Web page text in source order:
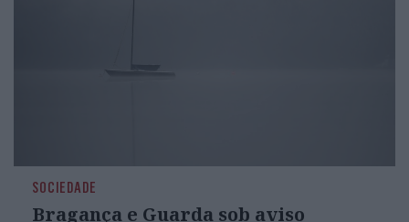
SOCIEDADE
Bragança e Guarda sob aviso